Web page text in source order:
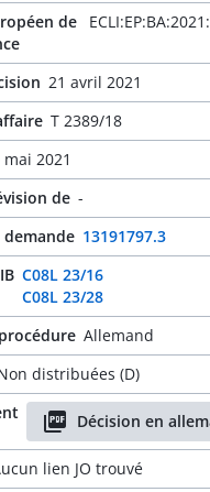
de
21 avril 2021
T 2389/18
mai 2021
de -
13191797.3
C08L 23/16
C08L 23/28
Allemand
distribuées (D)
Décision en
lien JO trouvé